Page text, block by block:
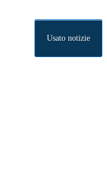
Usato notizie